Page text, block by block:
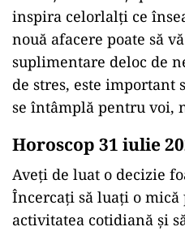
inspira celorlalţi ce
nouă afacere poate să
suplimentare deloc de
de stres, este
se întâmplă pentru voi,
Horoscop 31 iulie
Aveţi de luat o decizie
Încercaţi să luaţi o mică
activitatea cotidiană şi